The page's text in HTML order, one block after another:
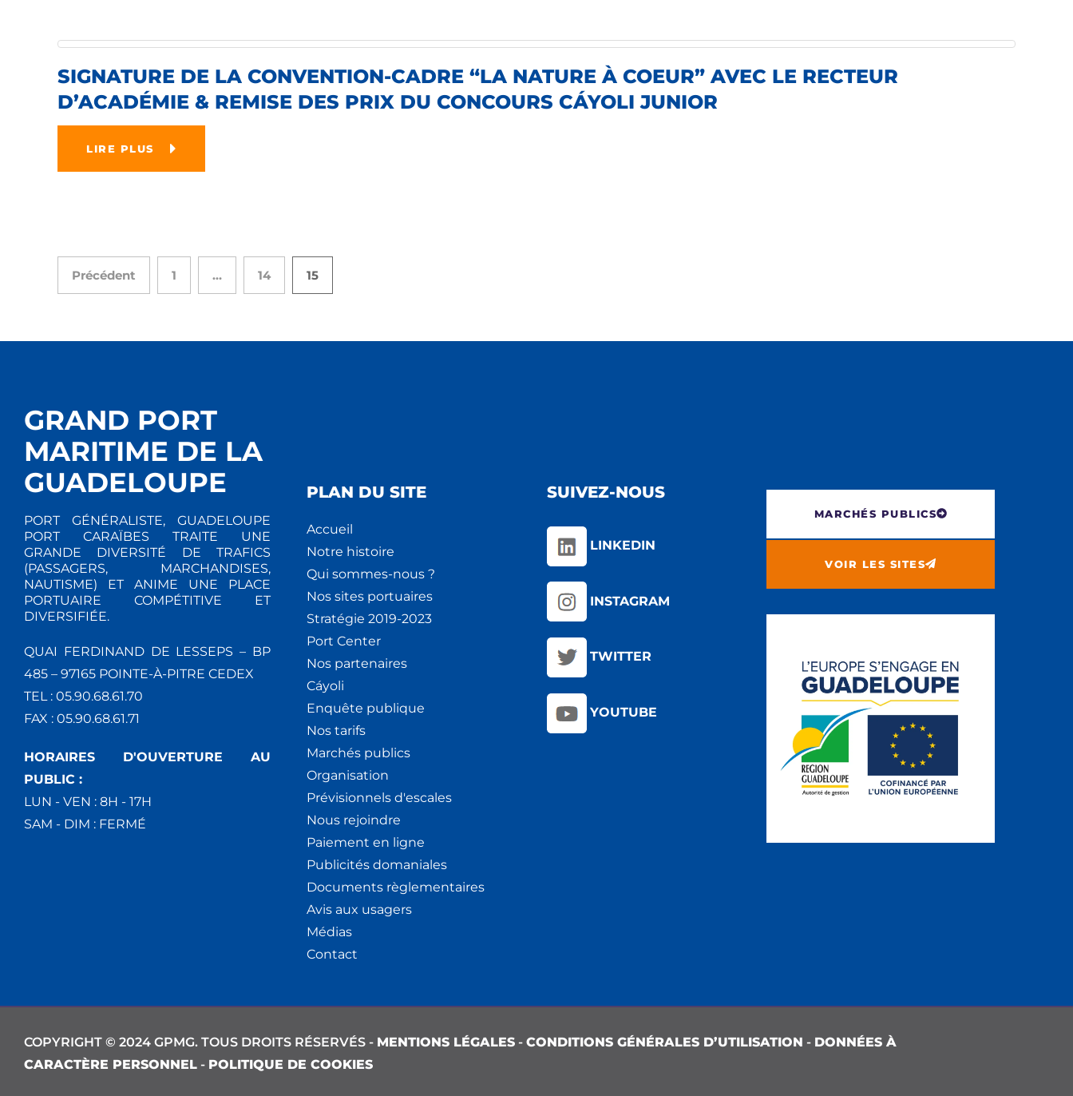
SIGNATURE DE LA CONVENTION-CADRE “LA NATURE À COEUR” AVEC LE RECTEUR
D’ACADÉMIE & REMISE DES PRIX DU CONCOURS CÁYOLI JUNIOR
LIRE PLUS
Précédent 1 … 14 15
GRAND PORT
MARITIME DE LA
GUADELOUPE
PORT GÉNÉRALISTE, GUADELOUPE
PORT CARAÏBES TRAITE UNE
GRANDE DIVERSITÉ DE TRAFICS
(PASSAGERS, MARCHANDISES,
NAUTISME) ET ANIME UNE PLACE
PORTUAIRE COMPÉTITIVE ET
DIVERSIFIÉE.
QUAI FERDINAND DE LESSEPS – BP
485 – 97165 POINTE-À-PITRE CEDEX
TEL : 05.90.68.61.70
FAX : 05.90.68.61.71
HORAIRES D'OUVERTURE AU
PUBLIC :
LUN - VEN : 8H - 17H
SAM - DIM : FERMÉ
PLAN DU SITE
Accueil
Notre histoire
Qui sommes-nous ?
Nos sites portuaires
Stratégie 2019-2023
Port Center
Nos partenaires
Cáyoli
Enquête publique
Nos tarifs
Marchés publics
Organisation
Prévisionnels d'escales
Nous rejoindre
Paiement en ligne
Publicités domaniales
Documents règlementaires
Avis aux usagers
Médias
Contact
SUIVEZ-NOUS
LINKEDIN
INSTAGRAM
TWITTER
YOUTUBE
MARCHÉS PUBLICS
VOIR LES SITES
COPYRIGHT © 2024 GPMG. TOUS DROITS RÉSERVÉS - MENTIONS LÉGALES - CONDITIONS GÉNÉRALES D’UTILISATION - DONNÉES À
CARACTÈRE PERSONNEL - POLITIQUE DE COOKIES